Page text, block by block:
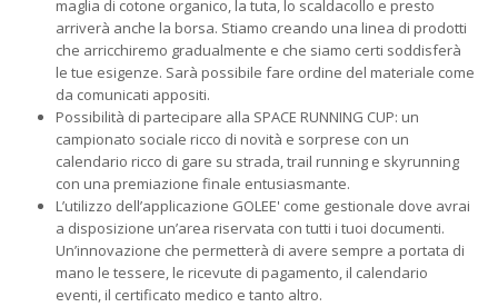
maglia di cotone organico, la tuta, lo scaldacollo e presto
arriverà anche la borsa. Stiamo creando una linea di prodotti
che arricchiremo gradualmente e che siamo certi soddisferà
le tue esigenze. Sarà possibile fare ordine del materiale come
da comunicati appositi.
Possibilità di partecipare alla SPACE RUNNING CUP: un
campionato sociale ricco di novità e sorprese con un
calendario ricco di gare su strada, trail running e skyrunning
con una premiazione finale entusiasmante.
L’utilizzo dell’applicazione GOLEE' come gestionale dove avrai
a disposizione un’area riservata con tutti i tuoi documenti.
Un’innovazione che permetterà di avere sempre a portata di
mano le tessere, le ricevute di pagamento, il calendario
eventi, il certificato medico e tanto altro.